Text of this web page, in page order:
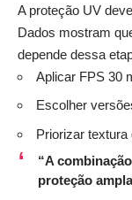
A proteção UV
Dados mostram
depende dessa
Aplicar FPS 30
Escolher
Priorizar
“A
proteção